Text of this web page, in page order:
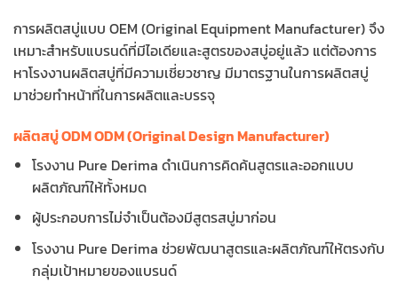
การผลิตสบู่แบบ OEM (Original Equipment Manufacturer) จึง
เหมาะสำหรับแบรนด์ที่มีไอเดียและสูตรของสบู่อยู่แล้ว แต่ต้องการ
หาโรงงานผลิตสบู่ที่มีความเชี่ยวชาญ มีมาตรฐานในการผลิตสบู่
มาช่วยทำหน้าที่ในการผลิตและบรรจุ
ผลิตสบู่ ODMODM (Original Design Manufacturer)
โรงงาน Pure Derima ดำเนินการคิดค้นสูตรและออกแบบ
ผลิตภัณฑ์ให้ทั้งหมด
ผู้ประกอบการไม่จำเป็นต้องมีสูตรสบู่มาก่อน
โรงงาน Pure Derima ช่วยพัฒนาสูตรและผลิตภัณฑ์ให้ตรงกับ
กลุ่มเป้าหมายของแบรนด์